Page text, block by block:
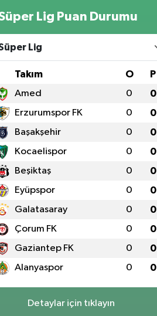
Lig Puan Durumu
Lig
Takım O P
Amed 0 0
Erzurumspor FK 0 0
Başakşehir 0 0
Kocaelispor 0 0
Beşiktaş 0 0
Eyüpspor 0 0
Galatasaray 0 0
Çorum FK 0 0
Gaziantep FK 0 0
Alanyaspor 0 0
Detaylar için tıklayın